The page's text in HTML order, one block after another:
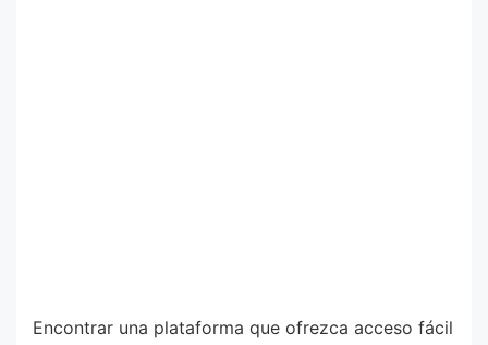
Encontrar una plataforma que ofrezca acceso fácil